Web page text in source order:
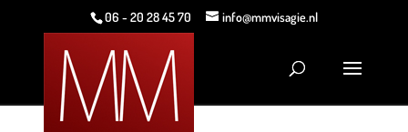
06 - 20 28 45 70 info@mmvisagie.nl